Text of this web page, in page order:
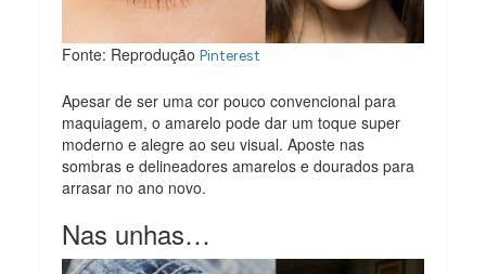
Fonte: ReproduçãoPinterest
Apesar de ser uma cor pouco convencional para
maquiagem, o amarelo pode dar um toque super
moderno e alegre ao seu visual. Aposte nas
sombras e delineadores amarelos e dourados para
arrasar no ano novo.
Nas unhas…